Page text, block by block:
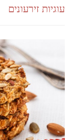
עוגיות זירעונים